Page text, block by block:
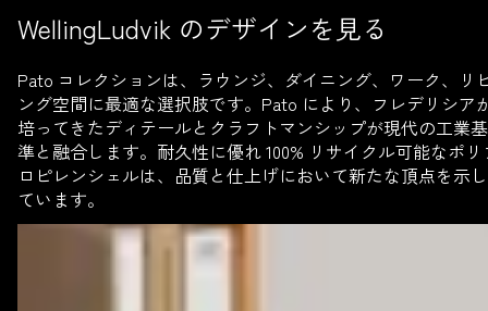
WellingLudvik のデザインを見る
Pato コレクションは、ラウンジ、ダイニング、ワーク、リ
ング空間に最適な選択肢です。Pato により、フレデリシア
培ってきたディテールとクラフトマンシップが現代の工業基
準と融合します。耐久性に優れ 100% リサイクル可能なポリ
ロピレンシェルは、品質と仕上げにおいて新たな頂点を示し
ています。